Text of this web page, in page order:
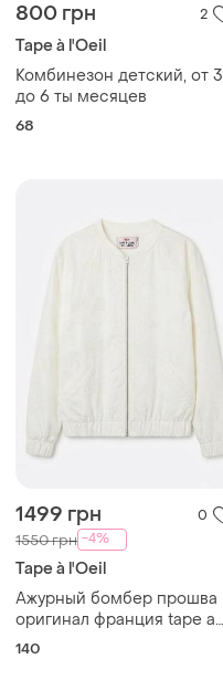
800 грн 2
Tape à l'Oeil
Комбинезон детский, от 3
до 6 ты месяцев
68
1499 грн 0
1550 грн -4%
Tape à l'Oeil
Ажурный бомбер прошва
оригинал франция tape a
l’oeil.
140